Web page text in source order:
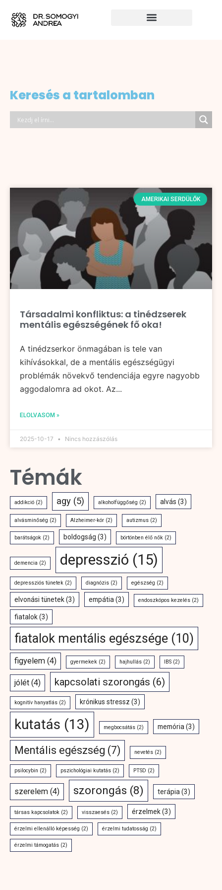
Keresés a tartalomban
AMERIKAI SERDÜLŐK
Társadalmi konfliktus: a tinédzserek
mentális egészségének fő oka!
A tinédzserkor önmagában is tele van
kihívásokkal, de a mentális egészségügyi
problémák növekvő tendenciája egyre nagyobb
aggodalomra ad okot. Az...
ELOLVASOM »
2025-10-17 Nincs hozzászólás
Témák
addikció (2) agy (5) alkoholfüggőség (2) alvás (3)
alvásminőség (2) Alzheimer-kór (2) autizmus (2)
barátságok (2) boldogság (3) börtönben élő nők (2)
demencia (2) depresszió (15)
depressziós tünetek (2) diagnózis (2) egészség (2)
elvonási tünetek(3) empátia (3) endoszkópos kezelés (2)
fiatalok(3)
fiatalok mentális egészsége (10)
figyelem (4) gyermekek (2) hajhullás (2) IBS (2)
jólét (4) kapcsolati szorongás (6)
kognitív hanyatlás (2) krónikus stressz (3)
kutatás (13) megbocsátás (2) memória (3)
Mentális egészség (7) nevetés (2)
psilocybin (2) pszichológiai kutatás (2) PTSD (2)
szerelem (4) szorongás (8) terápia (3)
társas kapcsolatok (2) visszaesés (2) érzelmek(3)
érzelmi ellenálló képesség (2) érzelmi tudatosság (2)
érzelmi támogatás (2)